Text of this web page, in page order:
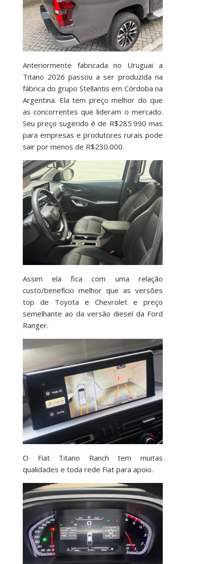
Anteriormente fabricada no Uruguai a
Titano 2026 passou a ser produzida na
fábrica do grupo Stellantis em Córdoba na
Argentina. Ela tem preço melhor do que
as concorrentes que lideram o mercado.
Seu preço sugerido é de R$285.990 mas
para empresas e produtores rurais pode
sair por menos de R$230.000.
Assim ela fica com uma relação
custo/benefício melhor que as versões
top de Toyota e Chevrolet e preço
semelhante ao da versão diesel da Ford
Ranger.
O Fiat Titano Ranch tem muitas
qualidades e toda rede Fiat para apoio.